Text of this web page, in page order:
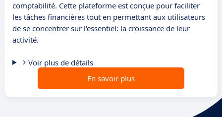
comptabilité. Cette plateforme est conçue pour faciliter
les tâches financières tout en permettant aux utilisateurs
de se concentrer sur l'essentiel: la croissance de leur
activité.
Voir plus de détails
En savoir plus